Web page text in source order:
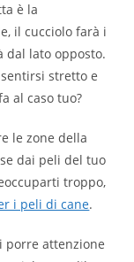
è la
il cucciolo farà i
dal lato opposto.
stretto e
al caso tuo?
le zone della
dai peli del tuo
troppo,
i peli di cane.
porre attenzione